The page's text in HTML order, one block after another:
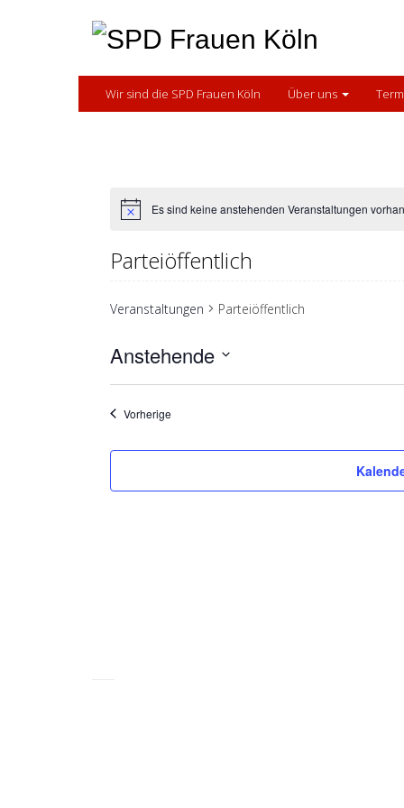
Wir sind die SPD Frauen Köln Über uns
Es sind keine anstehenden Veranstaltungen
Parteiöffentlich
Veranstaltungen Parteiöffentlich
Anstehende
VorherigeVeranstaltungen